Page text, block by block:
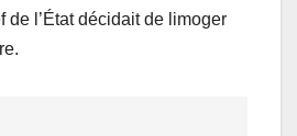
de l’État décidait de limoger